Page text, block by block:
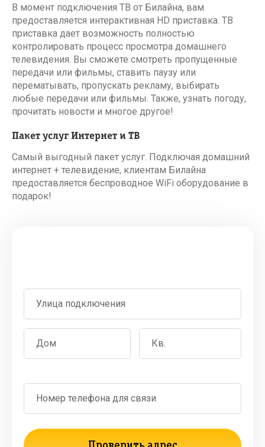
В момент подключения ТВ от Билайна, вам
предоставляется интерактивная HD приставка. ТВ
приставка дает возможность полностью
контролировать процесс просмотра домашнего
телевидения. Вы сможете смотреть пропущенные
передачи или фильмы, ставить паузу или
перематывать, пропускать рекламу, выбирать
любые передачи или фильмы. Также, узнать погоду,
прочитать новости и многое другое!
Пакет услуг Интернет и ТВ
Самый выгодный пакет услуг. Подключая домашний
интернет + телевидение, клиентам Билайна
предоставляется беспроводное WiFi оборудование в
подарок!